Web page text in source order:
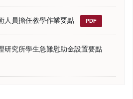
人員擔任教學作業要點 PDF
研究所學生急難慰助金設置要點